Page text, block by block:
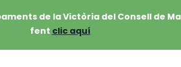
de la Victòria del Consell de
fent clic aquí